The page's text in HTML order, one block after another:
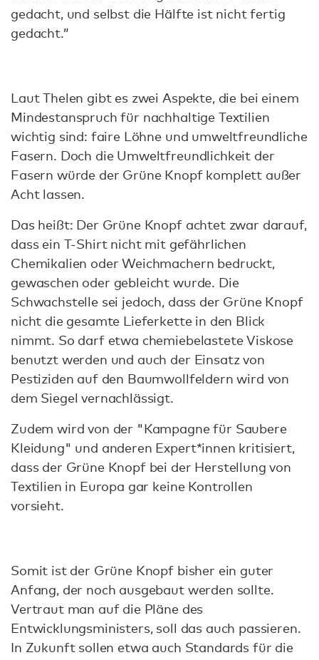
gedacht, und selbst die Hälfte ist nicht fertig
gedacht.”
Laut Thelen gibt es zwei Aspekte, die bei einem
Mindestanspruch für nachhaltige Textilien
wichtig sind: faire Löhne und umweltfreundliche
Fasern. Doch die Umweltfreundlichkeit der
Fasern würde der Grüne Knopf komplett außer
Acht lassen.
Das heißt: Der Grüne Knopf achtet zwar darauf,
dass ein T-Shirt nicht mit gefährlichen
Chemikalien oder Weichmachern bedruckt,
gewaschen oder gebleicht wurde. Die
Schwachstelle sei jedoch, dass der Grüne Knopf
nicht die gesamte Lieferkette in den Blick
nimmt. So darf etwa chemiebelastete Viskose
benutzt werden und auch der Einsatz von
Pestiziden auf den Baumwollfeldern wird von
dem Siegel vernachlässigt.
Zudem wird von der "Kampagne für Saubere
Kleidung" und anderen Expert*innen kritisiert,
dass der Grüne Knopf bei der Herstellung von
Textilien in Europa gar keine Kontrollen
vorsieht.
Somit ist der Grüne Knopf bisher ein guter
Anfang, der noch ausgebaut werden sollte.
Vertraut man auf die Pläne des
Entwicklungsministers, soll das auch passieren.
In Zukunft sollen etwa auch Standards für die